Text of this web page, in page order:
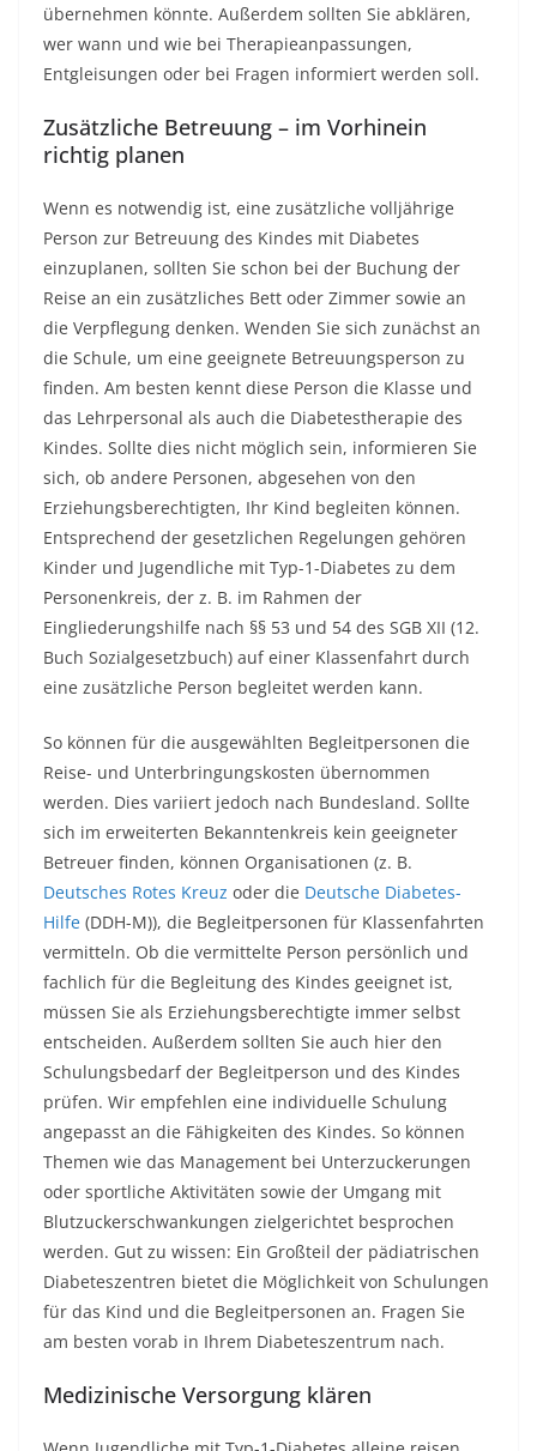
übernehmen könnte. Außerdem sollten Sie abklären,
wer wann und wie bei Therapieanpassungen,
Entgleisungen oder bei Fragen informiert werden soll.
Zusätzliche Betreuung – im Vorhinein
richtig planen
Wenn es notwendig ist, eine zusätzliche volljährige
Person zur Betreuung des Kindes mit Diabetes
einzuplanen, sollten Sie schon bei der Buchung der
Reise an ein zusätzliches Bett oder Zimmer sowie an
die Verpflegung denken. Wenden Sie sich zunächst an
die Schule, um eine geeignete Betreuungsperson zu
finden. Am besten kennt diese Person die Klasse und
das Lehrpersonal als auch die Diabetestherapie des
Kindes. Sollte dies nicht möglich sein, informieren Sie
sich, ob andere Personen, abgesehen von den
Erziehungsberechtigten, Ihr Kind begleiten können.
Entsprechend der gesetzlichen Regelungen gehören
Kinder und Jugendliche mit Typ-1-Diabetes zu dem
Personenkreis, der z. B. im Rahmen der
Eingliederungshilfe nach §§ 53 und 54 des SGB XII (12.
Buch Sozialgesetzbuch) auf einer Klassenfahrt durch
eine zusätzliche Person begleitet werden kann.
So können für die ausgewählten Begleitpersonen die
Reise- und Unterbringungskosten übernommen
werden. Dies variiert jedoch nach Bundesland. Sollte
sich im erweiterten Bekanntenkreis kein geeigneter
Betreuer finden, können Organisationen (z. B.
Deutsches Rotes Kreuz oder die Deutsche Diabetes-
Hilfe (DDH-M)), die Begleitpersonen für Klassenfahrten
vermitteln. Ob die vermittelte Person persönlich und
fachlich für die Begleitung des Kindes geeignet ist,
müssen Sie als Erziehungsberechtigte immer selbst
entscheiden. Außerdem sollten Sie auch hier den
Schulungsbedarf der Begleitperson und des Kindes
prüfen. Wir empfehlen eine individuelle Schulung
angepasst an die Fähigkeiten des Kindes. So können
Themen wie das Management bei Unterzuckerungen
oder sportliche Aktivitäten sowie der Umgang mit
Blutzuckerschwankungen zielgerichtet besprochen
werden. Gut zu wissen: Ein Großteil der pädiatrischen
Diabeteszentren bietet die Möglichkeit von Schulungen
für das Kind und die Begleitpersonen an. Fragen Sie
am besten vorab in Ihrem Diabeteszentrum nach.
Medizinische Versorgung klären